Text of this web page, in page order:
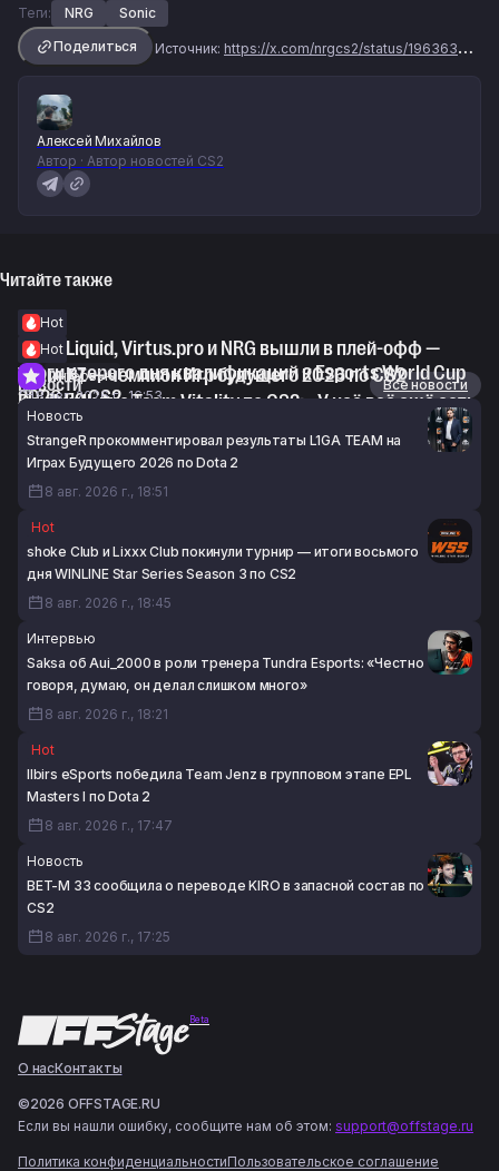
Теги: NRG
Sonic
Поделиться
Источник: https://x.com/nrgcs2/status/1963633284082020571
Алексей Михайлов
Автор · Автор новостей CS2
Читайте также
Hot
Team Liquid, Virtus.pro и NRG вышли в плей-офф —
итоги второго дня квалификаций к Esports World Cup
2026 по CS2
8 авг. 2026 г., 17:23
Hot
Team KZ — чемпион Игр будущего 2026 по CS2
8 авг. 2026 г., 16:53
Интервью
Devilwalk про Team Vitality по CS2: «У неё всё ещё есть
потенциал, и я до сих пор в неё верю»
8 авг. 2026 г., 16:35
Новости
Все новости
Новость
StrangeR прокомментировал результаты L1GA TEAM на
Играх Будущего 2026 по Dota 2
8 авг. 2026 г., 18:51
Hot
shoke Club и Lixxx Club покинули турнир — итоги восьмого
дня WINLINE Star Series Season 3 по CS2
8 авг. 2026 г., 18:45
Интервью
Saksa об Aui_2000 в роли тренера Tundra Esports: «Честно
говоря, думаю, он делал слишком много»
8 авг. 2026 г., 18:21
Hot
Ilbirs eSports победила Team Jenz в групповом этапе EPL
Masters I по Dota 2
8 авг. 2026 г., 17:47
Новость
BET-M 33 сообщила о переводе KIRO в запасной состав по
CS2
8 авг. 2026 г., 17:25
Beta
О насКонтакты
©2026 OFFSTAGE.RU
Если вы нашли ошибку, сообщите нам об этом: support@offstage.ru
Политика конфиденциальностиПользовательское соглашение